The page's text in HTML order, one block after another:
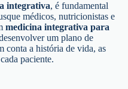
integrativa, é fundamental
médicos, nutricionistas e
medicina integrativa para
um plano de
conta a história de vida, as
paciente.